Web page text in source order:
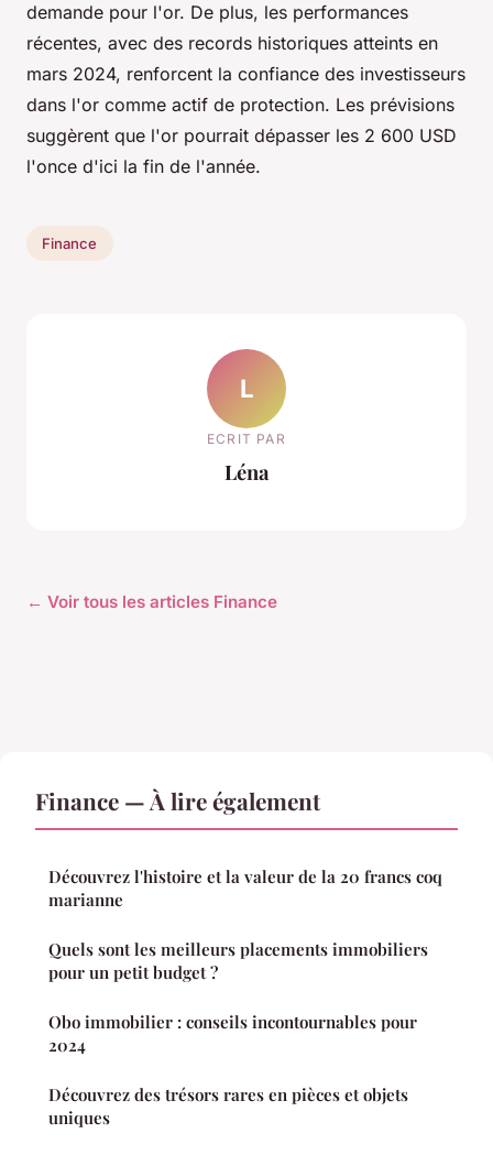
demande pour l'or. De plus, les performances
récentes, avec des records historiques atteints en
mars 2024, renforcent la confiance des investisseurs
dans l'or comme actif de protection. Les prévisions
suggèrent que l'or pourrait dépasser les 2 600 USD
l'once d'ici la fin de l'année.
Finance
L
ECRIT PAR
Léna
← Voir tous les articles Finance
Finance — À lire également
Découvrez l'histoire et la valeur de la 20 francs coq
marianne
Quels sont les meilleurs placements immobiliers
pour un petit budget ?
Obo immobilier : conseils incontournables pour
2024
Découvrez des trésors rares en pièces et objets
uniques